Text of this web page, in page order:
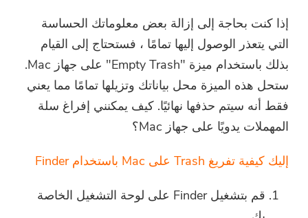
إذا كنت بحاجة إلى إزالة بعض معلوماتك الحساسة
التي يتعذر الوصول إليها تمامًا ، فستحتاج إلى القيام
بذلك باستخدام ميزة "Empty Trash" على جهاز Mac.
ستحل هذه الميزة محل بياناتك وتزيلها تمامًا مما يعني
فقط أنه سيتم حذفها نهائيًا. كيف يمكنني إفراغ سلة
المهملات يدويًا على جهاز Mac؟
إليك كيفية تفريغ Trash على Mac باستخدام Finder
قم بتشغيل Finder على لوحة التشغيل الخاصة